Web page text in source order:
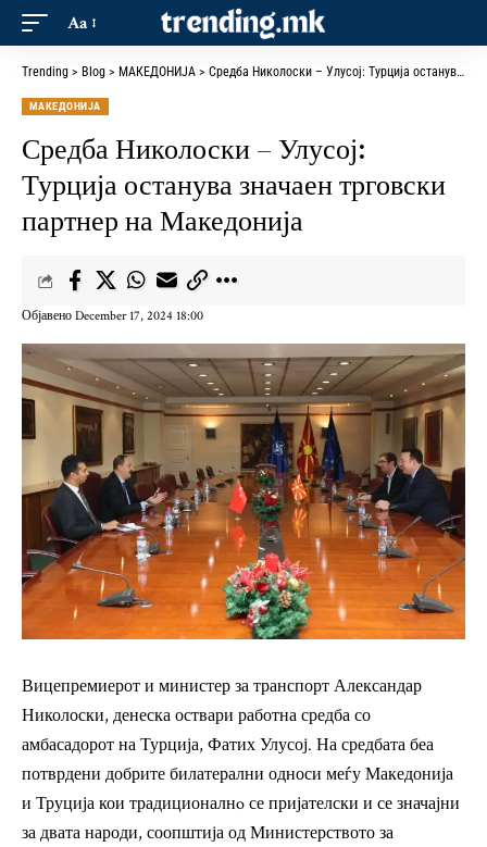
Aa
Trending > Blog > МАКЕДОНИЈА > Средба Николоски – Улусој: Турција останува значаен трговски партнер на Македонија
МАКЕДОНИЈА
Средба Николоски – Улусој:
Турција останува значаен трговски
партнер на Македонија
Објавено December 17, 2024 18:00
Вицепремиерот и министер за транспорт Александар
Николоски, денеска оствари работна средба со
амбасадорот на Турција, Фатих Улусој. На средбата беа
потврдени добрите билатерални односи меѓу Македонија
и Труција кои традиционалнo се пријателски и се значајни
за двата народи, соопштија од Министерството за